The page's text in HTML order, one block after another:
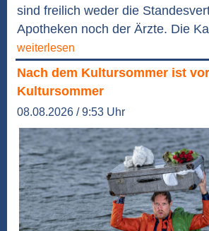
sind freilich weder die
Apotheken noch der Ärzte. Die
weiterlesen
Nach dem Kultursommer ist
Kultursommer
08.08.2026 / 9:53 Uhr